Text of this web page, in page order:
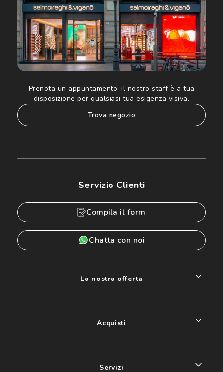
Prenota un appuntamento: il nostro staff è a tua
disposizione per qualsiasi tua esigenza visiva.
trova negozio
Servizio Clienti
Compila il form
Chatta con noi
La nostra offerta
Acquisti
Servizi